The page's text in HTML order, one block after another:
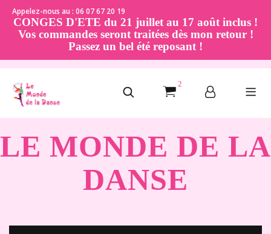
Appelez-nous au : 06 07 67 20 19
CONGES D'ETE du 21 juillet au 17 août inclus !
Vos commandes seront traitées dès mon retour !
Passez un bel été reposant !
2
LE MONDE DE LA
DANSE